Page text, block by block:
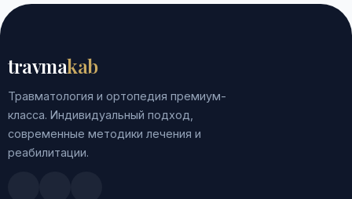
travmakab
Травматология и ортопедия премиум-
класса. Индивидуальный подход,
современные методики лечения и
реабилитации.